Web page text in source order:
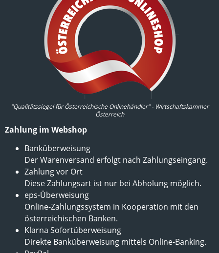
"Qualitätssiegel für Österreichische Onlinehändler" - Wirtschaftskammer
Österreich
Zahlung im Webshop
Banküberweisung
Der Warenversand erfolgt nach Zahlungseingang.
Zahlung vor Ort
Diese Zahlungsart ist nur bei Abholung möglich.
eps-Überweisung
Online-Zahlungssystem in Kooperation mit den
österreichischen Banken.
Klarna Sofortüberweisung
Direkte Banküberweisung mittels Online-Banking.